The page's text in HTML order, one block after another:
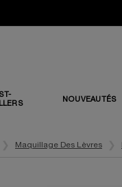
NOUVEAUTÉS
Maquillage Des Lèvres